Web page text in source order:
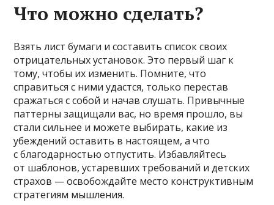
Что можно сделать?
Взять лист бумаги и составить список своих
отрицательных установок. Это первый шаг к
тому, чтобы их изменить. Помните, что
справиться с ними удастся, только перестав
сражаться с собой и начав слушать. Привычные
паттерны защищали вас, но время прошло, вы
стали сильнее и можете выбирать, какие из
убеждений оставить в настоящем, а что
с благодарностью отпустить. Избавляйтесь
от шаблонов, устаревших требований и детских
страхов — освобождайте место конструктивным
стратегиям мышления.